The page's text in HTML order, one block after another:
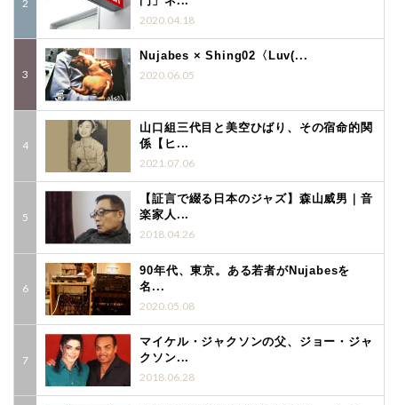
2020.04.18
Nujabes × Shing02〈Luv(...
2020.06.05
山口組三代目と美空ひばり、その宿命的関
係【ヒ...
2021.07.06
【証言で綴る日本のジャズ】森山威男｜音
楽家人...
2018.04.26
90年代、東京。ある若者がNujabesを
名...
2020.05.08
マイケル・ジャクソンの父、ジョー・ジャ
クソン...
2018.06.28